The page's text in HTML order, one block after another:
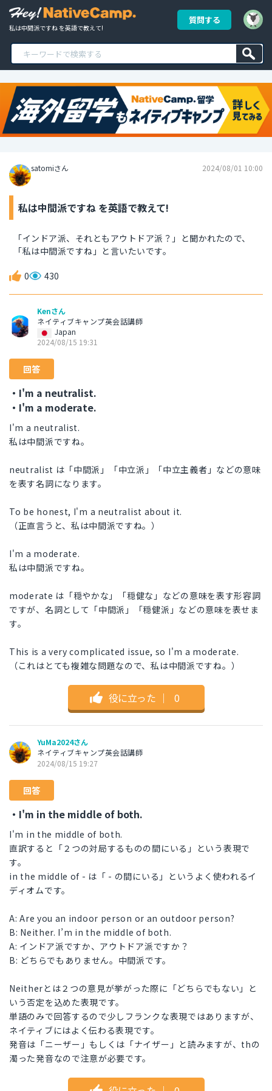
私は中間派ですね を英語で教えて!
質問する
satomiさん 2024/08/01 10:00
私は中間派ですね を英語で教えて!
「インドア派、それともアウトドア派？」と聞かれたので、
「私は中間派ですね」と言いたいです。
0 430
Kenさん
ネイティブキャンプ英会話講師
Japan
2024/08/15 19:31
回答
・I'm a neutralist.
・I'm a moderate.
I'm a neutralist.
私は中間派ですね。
neutralist は「中間派」「中立派」「中立主義者」などの意味
を表す名詞になります。
To be honest, I'm a neutralist about it.
（正直言うと、私は中間派ですね。）
I'm a moderate.
私は中間派ですね。
moderate は「穏やかな」「穏健な」などの意味を表す形容詞
ですが、名詞として「中間派」「穏健派」などの意味を表せま
す。
This is a very complicated issue, so I'm a moderate.
（これはとても複雑な問題なので、私は中間派ですね。）
役に立った ｜ 0
YuMa2024さん
ネイティブキャンプ英会話講師
2024/08/15 19:27
回答
・I'm in the middle of both.
I'm in the middle of both.
直訳すると「２つの対局するものの間にいる」という表現で
す。
in the middle of - は「 - の間にいる」というよく使われるイ
ディオムです。
A: Are you an indoor person or an outdoor person?
B: Neither. I’m in the middle of both.
A: インドア派ですか、アウトドア派ですか？
B: どちらでもありません。中間派です。
Neitherとは２つの意見が挙がった際に「どちらでもない」と
いう否定を込めた表現です。
単語のみで回答するので少しフランクな表現ではありますが、
ネイティブにはよく伝わる表現です。
発音は「ニーザー」もしくは「ナイザー」と読みますが、thの
濁った発音なので注意が必要です。